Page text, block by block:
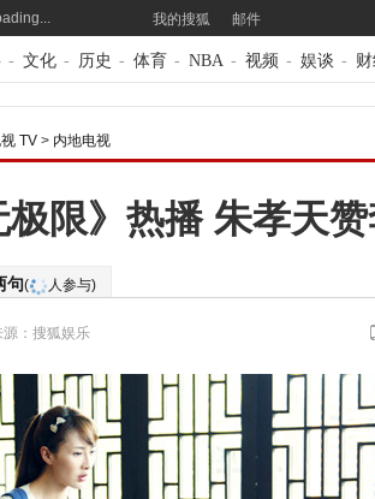
我的搜狐 邮件
- 文化 - 历史 - 体育 - NBA - 视频 - 娱谈 -
TV > 内地电视
极限》热播 朱孝天
句( 人参与)
： 搜狐娱乐